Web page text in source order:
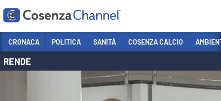
Sezioni
CRONACA POLITICA SANITÀ COSENZA CALCIO
RENDE